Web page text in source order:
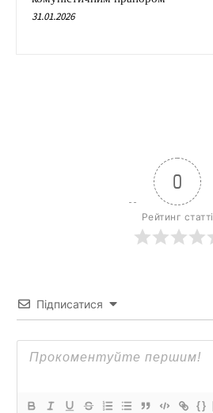
31.01.2026
0
Рейтинг статті
Підписатися
{}